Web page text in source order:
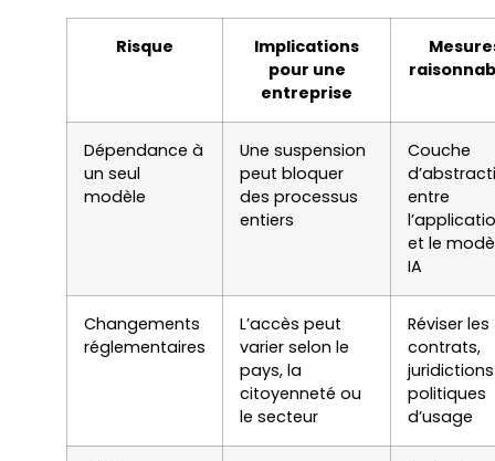
Risque
Implications
pour une
entreprise
Dépendance à
un seul
modèle
Une suspension
peut bloquer
des processus
entiers
Couche
entre
et le
IA
Changements
réglementaires
L’accès peut
varier selon le
pays, la
citoyenneté ou
le secteur
Réviser les
contrats,
politiques
d’usage